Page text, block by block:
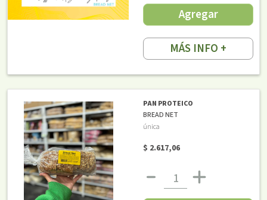
Agregar
MÁS INFO +
PAN PROTEICO
BREAD NET
única
$ 2.617,06